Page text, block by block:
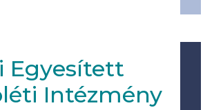
Egyesített
Intézmény